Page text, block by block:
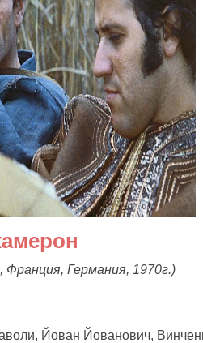
Франция, Германия, 1970г.)
Йован Йованович,